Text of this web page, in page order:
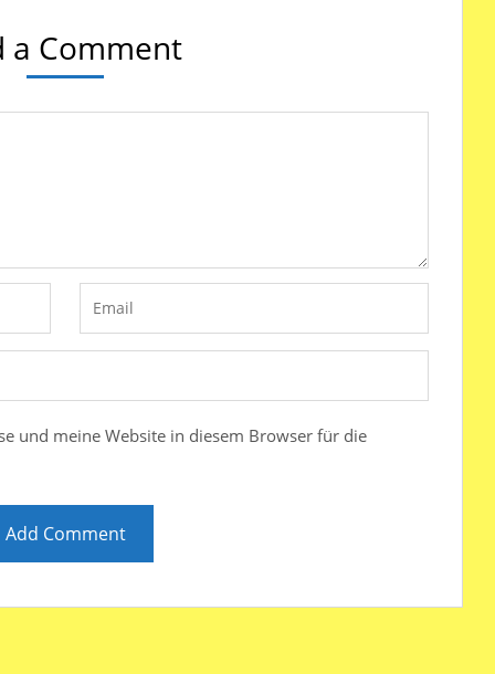
a Comment
und meine Website in diesem Browser für die